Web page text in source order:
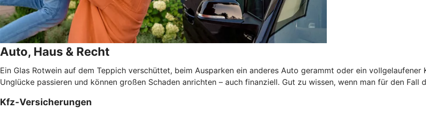
Auto, Haus & Recht
Ein Glas Rotwein auf dem Teppich verschüttet, beim Ausparken ein anderes Auto gerammt oder ein vollgelaufener
Unglücke passieren und können großen Schaden anrichten – auch finanziell. Gut zu wissen, wenn man für den Fall
Kfz-Versicherungen